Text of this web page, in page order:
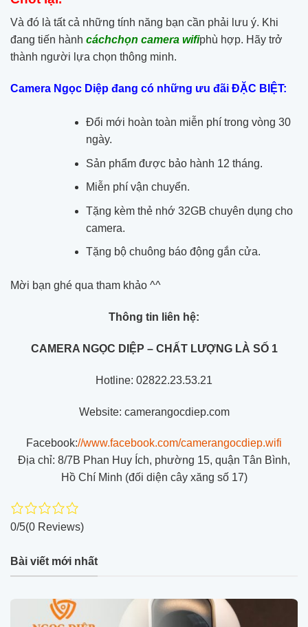
Và đó là tất cả những tính năng bạn cần phải lưu ý. Khi
đang tiến hành cáchchọn camera wifiphù hợp. Hãy trở
thành người lựa chọn thông minh.
Camera Ngọc Diệp đang có những ưu đãi ĐẶC BIỆT:
Đổi mới hoàn toàn miễn phí trong vòng 30
ngày.
Sản phẩm được bảo hành 12 tháng.
Miễn phí vận chuyển.
Tặng kèm thẻ nhớ 32GB chuyên dụng cho
camera.
Tặng bộ chuông báo động gắn cửa.
Mời bạn ghé qua tham khảo ^^
Thông tin liên hệ:
CAMERA NGỌC DIỆP – CHẤT LƯỢNG LÀ SỐ 1
Hotline: 02822.23.53.21
Website: camerangocdiep.com
Facebook://www.facebook.com/camerangocdiep.wifi
Địa chỉ: 8/7B Phan Huy Ích, phường 15, quận Tân Bình,
Hồ Chí Minh (đối diện cây xăng số 17)
0/5(0 Reviews)
Bài viết mới nhất